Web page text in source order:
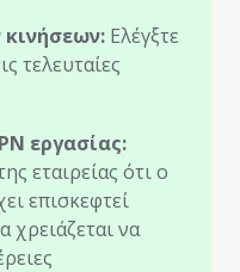
Ελέγξτε
τελευταίες
εργασίας:
εταιρείας ότι ο
επισκεφτεί
χρειάζεται να